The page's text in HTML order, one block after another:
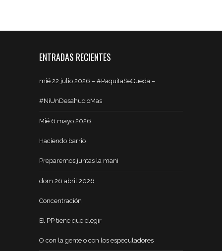
ENTRADAS RECIENTES
mié 22 julio 2026 – #PaquitaSeQueda –
#NiUnDesahucioMas
Mié 6 mayo 2026
Haciendo barrio
Preparemos juntas la mani
dom 26 abril 2026
Concentración
El PP tiene que elegir
O con la gente o con los especuladores